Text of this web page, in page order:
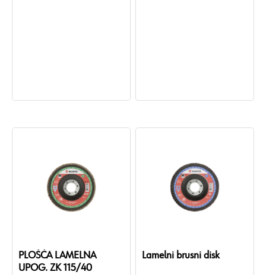
PLOŠČA LAMELNA
UPOG. ZK 115/40
Lamelni brusni disk